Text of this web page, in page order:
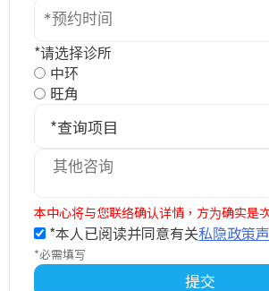
*请选择诊所
中环
旺角
*查询项目
本中心将与您联络确认详情，方为确实是
*本人已阅读并同意有关私隐政策
*必需填写
提交